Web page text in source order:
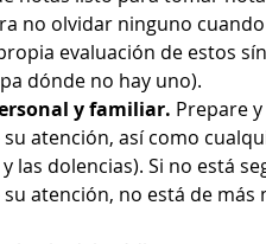
no olvidar ninguno
evaluación de estos
dónde no hay uno).
y familiar. Prepare
atención, así como
las dolencias). Si no está
atención, no está de más